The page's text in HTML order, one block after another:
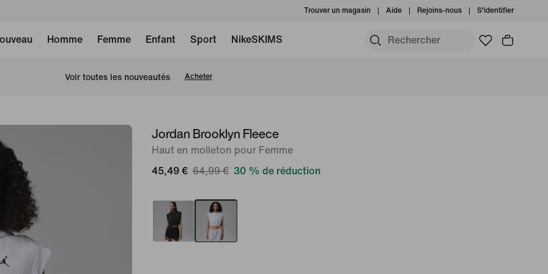
Trouver un magasin Aide Rejoins-nous S'identifier
Homme Femme Enfant Sport NikeSKIMS
Voir toutes les nouveautés Acheter
image 1Jordan Brooklyn Fleece
Haut en molleton pour Femme
45,49 € 64,99 € 30 % de réduction